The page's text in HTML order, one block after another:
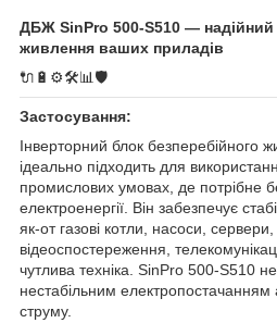
ДБЖ SinPro 500-S510 — надійний
живлення ваших приладів
🔌🔋⚙️🛠️📊🛡️
Застосування:
Інверторний блок безперебійного
ідеально підходить для
промислових умовах, де потрібне
електроенергії. Він забезпечує
як-от газові котли, насоси,
відеоспостереження,
чутлива техніка. SinPro 500-S510
нестабільним
струму.